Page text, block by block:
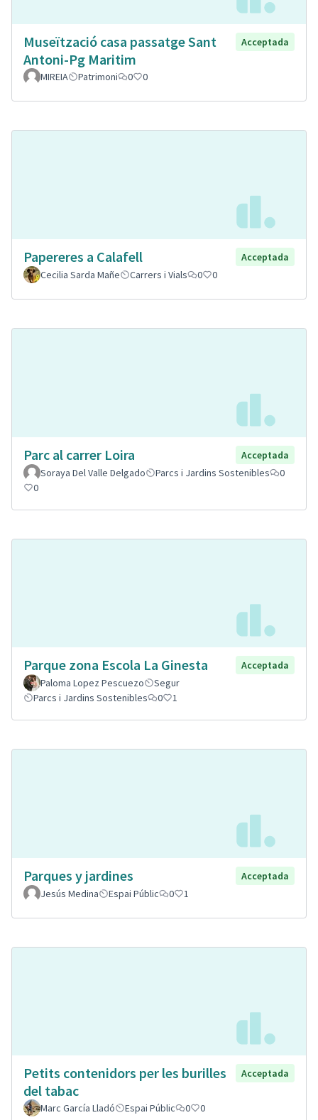
Museïtzació casa passatge Sant
Antoni-Pg Maritim
Acceptada
MIREIA Patrimoni 0 0
Papereres a Calafell
Acceptada
Cecilia Sarda Mañe
Carrers i Vials 0 0
Parc al carrer Loira
Acceptada
Soraya Del Valle Delgado
Parcs i Jardins Sostenibles
0
0
Parque zona Escola La Ginesta
Acceptada
Paloma Lopez Pescuezo
Segur
Parcs i Jardins Sostenibles
0 1
Parques y jardines
Acceptada
Jesús Medina
Espai Públic 0 1
Petits contenidors per les burilles
del tabac
Acceptada
Marc García Lladó Espai Públic 0 0